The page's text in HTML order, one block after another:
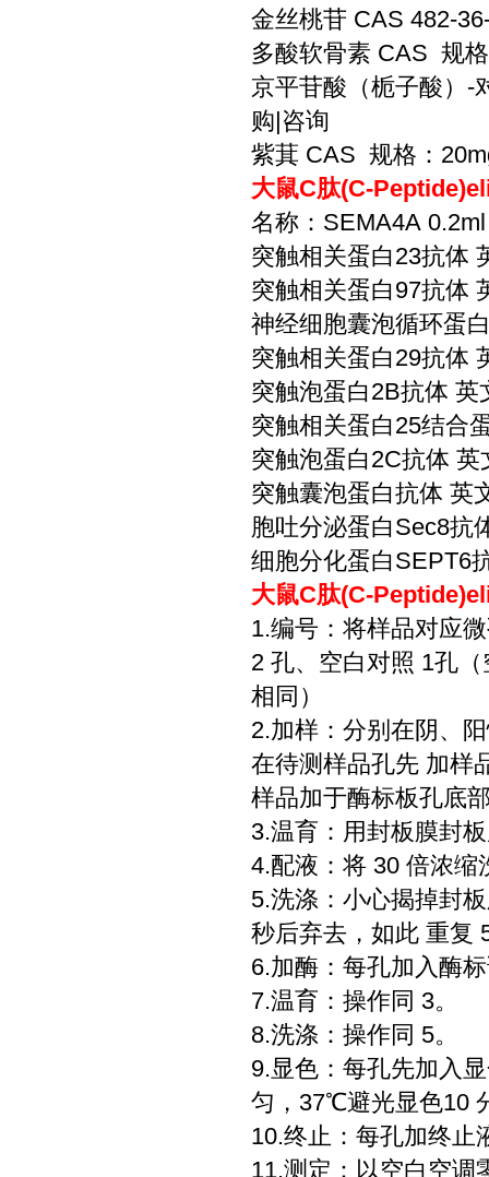
金丝桃苷 CAS 482-
多酸软骨素 CAS 规
京平苷酸（栀子酸）-
购|咨询
紫萁 CAS 规格：
大鼠C肽(C-
名称：SEMA4A 0.2ml
突触相关蛋白23抗体
突触相关蛋白97抗体
神经细胞囊泡循环蛋
突触相关蛋白29抗体
突触泡蛋白2B抗体
突触相关蛋白25结合
突触泡蛋白2C抗体
突触囊泡蛋白抗体 英
胞吐分泌蛋白Sec8抗
细胞分化蛋白SEPT6
大鼠C肽(C-
1.编号：将样品对应
2 孔、空白对照 1孔
相同）
2.加样：分别在阴、
在待测样品孔先 加样
样品加于酶标板孔底
3.温育：用封板膜封
4.配液：将 30 倍浓缩
5.洗涤：小心揭掉封
秒后弃去，如此 重复
6.加酶：每孔加入酶
7.温育：操作同 3。
8.洗涤：操作同 5。
9.显色：每孔先加入
匀，37℃避光显色10
10.终止：每孔加终止
11.测定：以空白空调